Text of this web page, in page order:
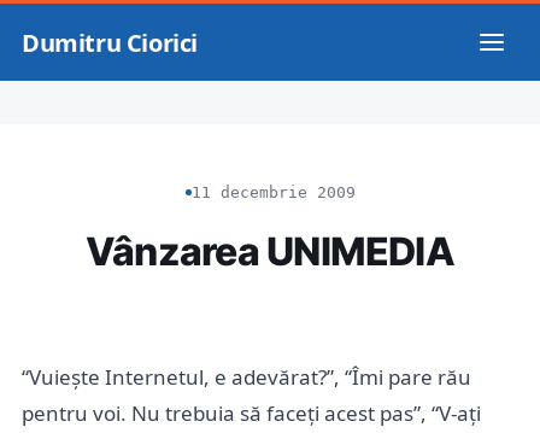
Dumitru Ciorici
11 decembrie 2009
Vânzarea UNIMEDIA
“Vuiește Internetul, e adevărat?”, “Îmi pare rău
pentru voi. Nu trebuia să faceți acest pas”, “V-ați